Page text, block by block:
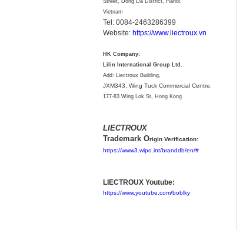
Street, Dong Da District, Hanoi,
Vietnam
Tel: 0084-2463286399
Website: https://www.liectroux.vn
HK Company:
Lilin International Group Ltd.
Add: Liectroux Building,
JXM343, Wing Tuck Commercial Centre,
177-83 Wing Lok St, Hong Kong
LIECTROUX
Trademark Origin Verification:
https://www3.wipo.int/branddb/en/#
LIECTROUX Youtube:
https://www.youtube.com/boblky